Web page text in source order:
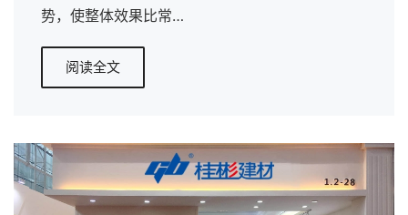
势，使整体效果比常…
阅读全文